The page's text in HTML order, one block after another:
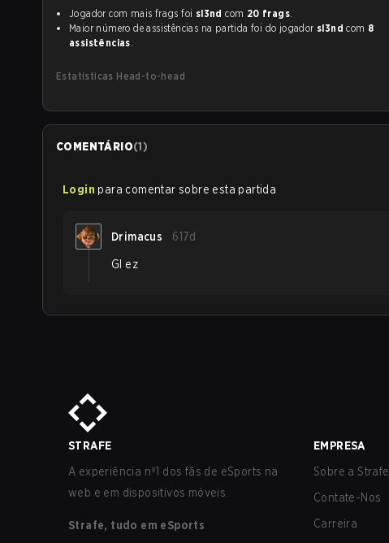
Jogador com mais frags foi sl3nd com 20 frags.
Maior número de assistências na partida foi do jogador sl3nd com 8
assistências.
Estatísticas Head-to-head
COMENTÁRIO(1)
Login para comentar sobre esta partida
Drimacus 617d
Gl ez
STRAFE
A experiência nº1 dos fãs de eSports na
web e em dispositivos móveis.
Strafe, tudo em eSports
EMPRESA
Sobre a Strafe
Contate-Nos
Carreira